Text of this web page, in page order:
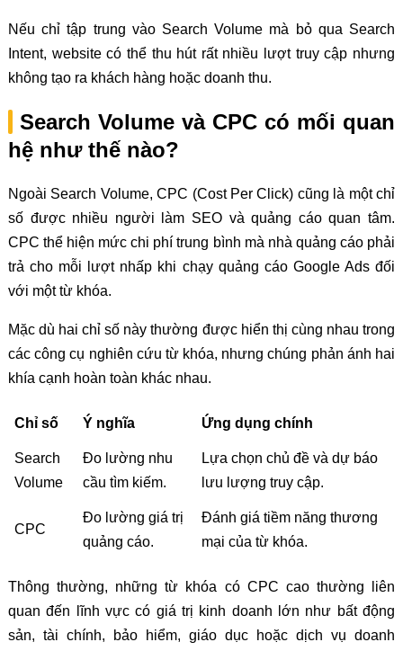
Nếu chỉ tập trung vào Search Volume mà bỏ qua Search
Intent, website có thể thu hút rất nhiều lượt truy cập nhưng
không tạo ra khách hàng hoặc doanh thu.
Search Volume và CPC có mối quan
hệ như thế nào?
Ngoài Search Volume, CPC (Cost Per Click) cũng là một chỉ
số được nhiều người làm SEO và quảng cáo quan tâm.
CPC thể hiện mức chi phí trung bình mà nhà quảng cáo phải
trả cho mỗi lượt nhấp khi chạy quảng cáo Google Ads đối
với một từ khóa.
Mặc dù hai chỉ số này thường được hiển thị cùng nhau trong
các công cụ nghiên cứu từ khóa, nhưng chúng phản ánh hai
khía cạnh hoàn toàn khác nhau.
Chỉ số Ý nghĩa Ứng dụng chính
Search
Volume
Đo lường nhu
cầu tìm kiếm.
Lựa chọn chủ đề và dự báo
lưu lượng truy cập.
CPC
Đo lường giá trị
quảng cáo.
Đánh giá tiềm năng thương
mại của từ khóa.
Thông thường, những từ khóa có CPC cao thường liên
quan đến lĩnh vực có giá trị kinh doanh lớn như bất động
sản, tài chính, bảo hiểm, giáo dục hoặc dịch vụ doanh